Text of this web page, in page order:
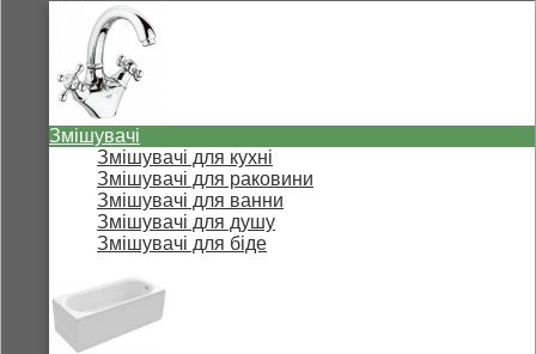
Змішувачі
Змішувачі для кухні
Змішувачі для раковини
Змішувачі для ванни
Змішувачі для душу
Змішувачі для біде